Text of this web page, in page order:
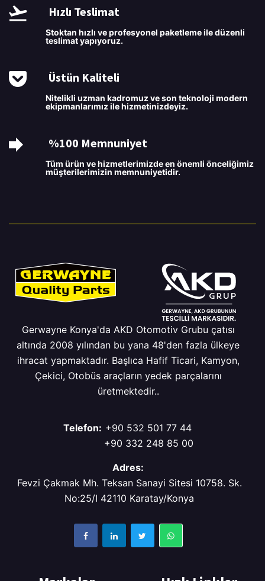
Hızlı Teslimat
Stoktan hızlı ve profesyonel paketleme ile düzenli
teslimat yapıyoruz.
Üstün Kaliteli
Nitelikli uzman kadromuz ve son teknoloji modern
ekipmanlarımız ile hizmetinizdeyiz.
%100 Memnuniyet
Tüm ürün ve hizmetlerimizde en önemli önceliğimiz
müşterilerimizin memnuniyetidir.
Gerwayne Konya'da AKD Otomotiv Grubu çatısı
altında 2008 yılından bu yana 48'den fazla ülkeye
ihracat yapmaktadır. Başlıca Hafif Ticari, Kamyon,
Çekici, Otobüs araçların yedek parçalarını
üretmektedir..
Telefon: +90 532 501 77 44
+90 332 248 85 00
Adres:
Fevzi Çakmak Mh. Teksan Sanayi Sitesi 10758. Sk.
No:25/I 42110 Karatay/Konya